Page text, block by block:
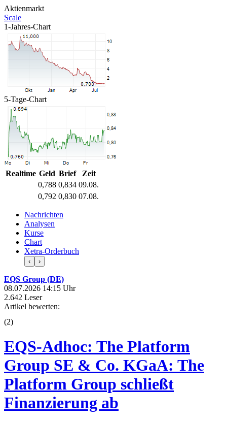
Aktienmarkt
Scale
1-Jahres-Chart
5-Tage-Chart
Realtime Geld Brief
Zeit
0,788 0,834 09.08.
0,792 0,830 07.08.
Nachrichten
Analysen
Kurse
Chart
Xetra-Orderbuch
‹ ›
EQS Group (DE)
08.07.2026 14:15 Uhr
2.642 Leser
Artikel bewerten:
(2)
EQS-Adhoc: The Platform
Group SE & Co. KGaA: The
Platform Group schließt
Finanzierung ab